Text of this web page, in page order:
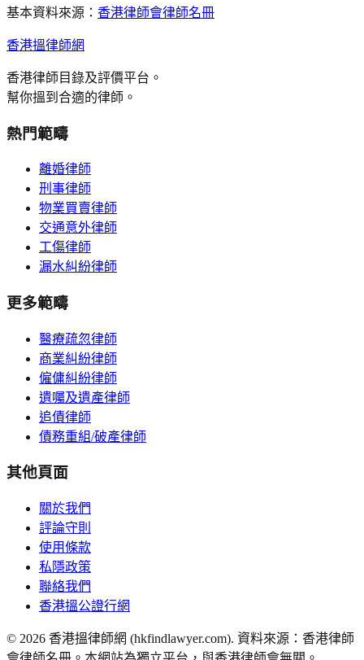
基本資料來源： 香港律師會律師名冊
香港搵律師網
香港律師目錄及評價平台。
幫你搵到合適的律師。
熱門範疇
離婚律師
刑事律師
物業買賣律師
交通意外律師
工傷律師
漏水糾紛律師
更多範疇
醫療疏忽律師
商業糾紛律師
僱傭糾紛律師
遺囑及遺產律師
追債律師
債務重組/破產律師
其他頁面
關於我們
評論守則
使用條款
私隱政策
聯絡我們
香港搵公證行網
© 2026 香港搵律師網 (hkfindlawyer.com). 資料來源：香港律師